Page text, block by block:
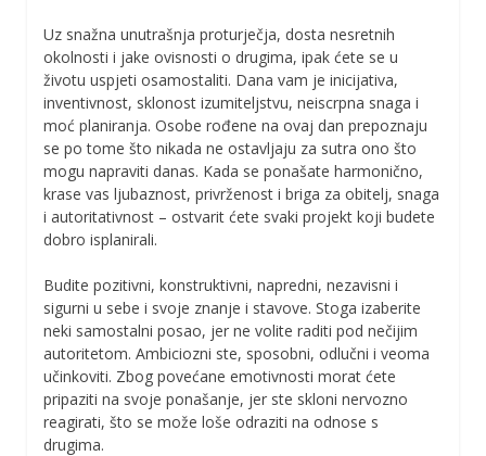
Uz snažna unutrašnja proturječja, dosta nesretnih
okolnosti i jake ovisnosti o drugima, ipak ćete se u
životu uspjeti osamostaliti. Dana vam je inicijativa,
inventivnost, sklonost izumiteljstvu, neiscrpna snaga i
moć planiranja. Osobe rođene na ovaj dan prepoznaju
se po tome što nikada ne ostavljaju za sutra ono što
mogu napraviti danas. Kada se ponašate harmonično,
krase vas ljubaznost, privrženost i briga za obitelj, snaga
i autoritativnost – ostvarit ćete svaki projekt koji budete
dobro isplanirali.
Budite pozitivni, konstruktivni, napredni, nezavisni i
sigurni u sebe i svoje znanje i stavove. Stoga izaberite
neki samostalni posao, jer ne volite raditi pod nečijim
autoritetom. Ambiciozni ste, sposobni, odlučni i veoma
učinkoviti. Zbog povećane emotivnosti morat ćete
pripaziti na svoje ponašanje, jer ste skloni nervozno
reagirati, što se može loše odraziti na odnose s
drugima.